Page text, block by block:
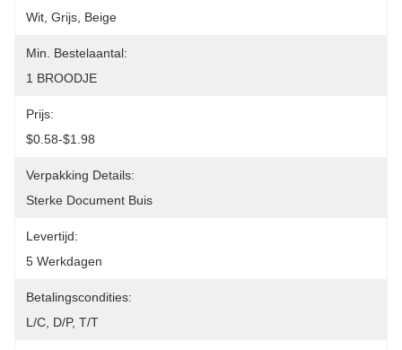
Wit, Grijs, Beige
Min. Bestelaantal:
1 BROODJE
Prijs:
$0.58-$1.98
Verpakking Details:
Sterke Document Buis
Levertijd:
5 Werkdagen
Betalingscondities:
L/C, D/P, T/T